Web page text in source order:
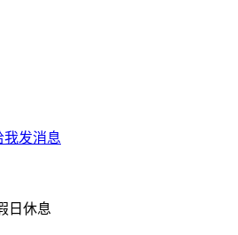
日休息